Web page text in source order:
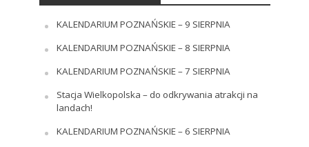
KALENDARIUM POZNAŃSKIE – 9 SIERPNIA
KALENDARIUM POZNAŃSKIE – 8 SIERPNIA
KALENDARIUM POZNAŃSKIE – 7 SIERPNIA
Stacja Wielkopolska – do odkrywania atrakcji na
landach!
KALENDARIUM POZNAŃSKIE – 6 SIERPNIA